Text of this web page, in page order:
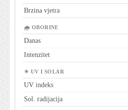
Brzina vjetra
🌧 OBORINE
Danas
Intenzitet
☀ UV I SOLAR
UV indeks
Sol. radijacija